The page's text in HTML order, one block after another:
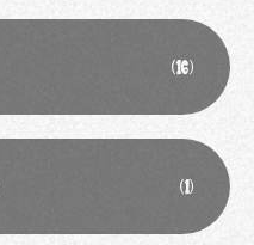
(16)
(1)